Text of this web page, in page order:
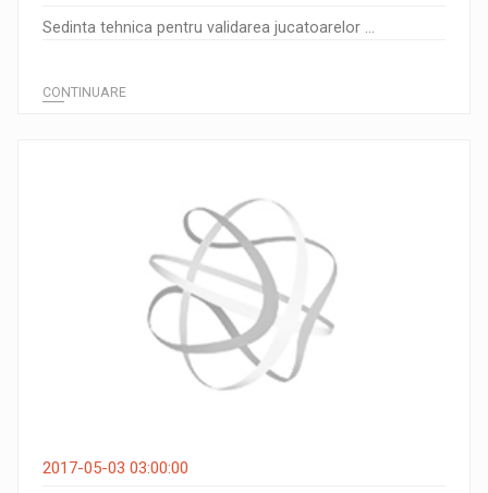
Sedinta tehnica pentru validarea jucatoarelor ...
CONTINUARE
2017-05-03 03:00:00